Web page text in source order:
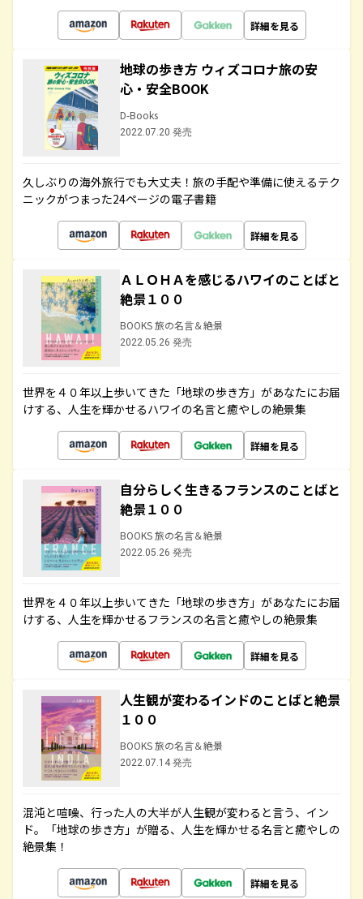
詳細を見る
地球の歩き方 ウィズコロナ旅の安
心・安全BOOK
D-Books
2022.07.20 発売
久しぶりの海外旅行でも大丈夫！旅の手配や準備に使えるテク
ニックがつまった24ページの電子書籍
詳細を見る
ＡＬＯＨＡを感じるハワイのことばと
絶景１００
BOOKS 旅の名言＆絶景
2022.05.26 発売
世界を４０年以上歩いてきた「地球の歩き方」があなたにお届
けする、人生を輝かせるハワイの名言と癒やしの絶景集
詳細を見る
自分らしく生きるフランスのことばと
絶景１００
BOOKS 旅の名言＆絶景
2022.05.26 発売
世界を４０年以上歩いてきた「地球の歩き方」があなたにお届
けする、人生を輝かせるフランスの名言と癒やしの絶景集
詳細を見る
人生観が変わるインドのことばと絶景
１００
BOOKS 旅の名言＆絶景
2022.07.14 発売
混沌と喧噪、行った人の大半が人生観が変わると言う、イン
ド。「地球の歩き方」が贈る、人生を輝かせる名言と癒やしの
絶景集！
詳細を見る